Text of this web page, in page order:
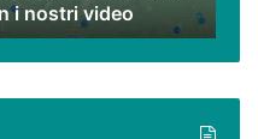
i nostri video